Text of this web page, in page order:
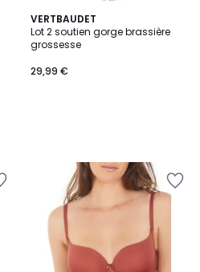
VERTBAUDET
Lot 2 soutien gorge brassière
grossesse
29,99 €